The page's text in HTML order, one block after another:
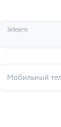
Заберете
Мобильный